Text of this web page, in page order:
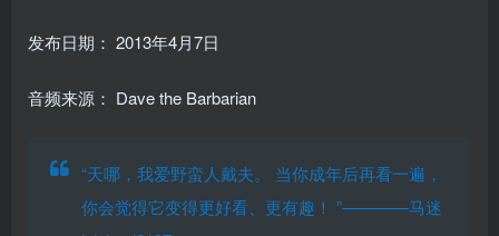
发布日期： 2013年4月7日
音频来源： Dave the Barbarian
“天哪，我爱野蛮人戴夫。 当你成年后再看一遍，
你会觉得它变得更好看、更有趣！ ”————马迷